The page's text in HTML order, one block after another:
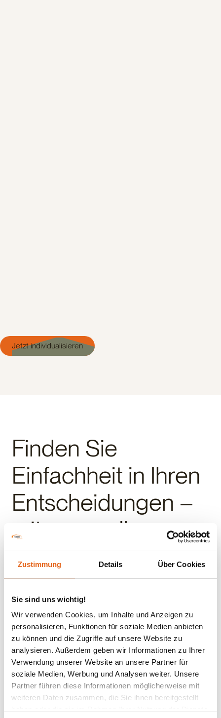
Zustimmung Details Über Cookies
Sie sind uns wichtig!
Wir verwenden Cookies, um Inhalte und Anzeigen zu
personalisieren, Funktionen für soziale Medien anbieten
zu können und die Zugriffe auf unsere Website zu
analysieren. Außerdem geben wir Informationen zu Ihrer
Verwendung unserer Website an unsere Partner für
soziale Medien, Werbung und Analysen weiter. Unsere
Partner führen diese Informationen möglicherweise mit
weiteren Daten zusammen, die Sie ihnen bereitgestellt
Jetzt individualisieren
Finden Sie
Einfachheit in Ihren
Entscheidungen –
mit uns an Ihrer
Seite!
lokalen Bauherren-Bedürfnisse. So gelingt es
partnerschaftlich Ihr Lebensprojekt anzugehen. Scheuen
Sie sich nicht uns kennenzulernen - gerne digital oder vor
Ort.